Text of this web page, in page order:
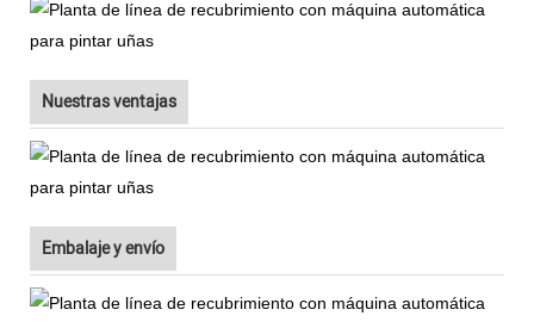
Nuestras ventajas
Embalaje y envío